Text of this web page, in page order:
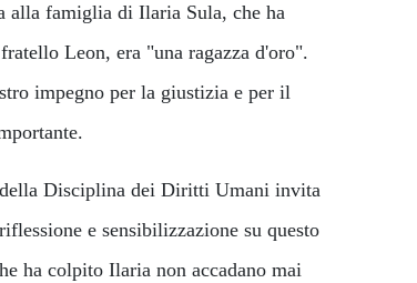
alla famiglia di Ilaria Sula, che ha
Leon, era "una ragazza d'oro".
impegno per la giustizia e per il
Disciplina dei Diritti Umani invita
e sensibilizzazione su questo
ha colpito Ilaria non accadano mai